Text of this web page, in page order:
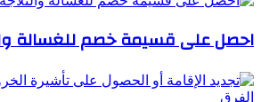
احصل على قسيمة خصم للغسالة